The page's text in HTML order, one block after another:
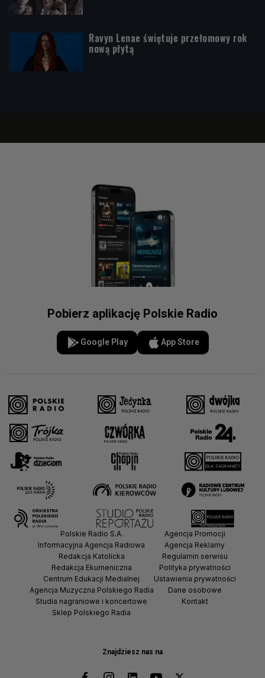
Ravyn Lenae świętuje przełomowy rok
nową płytą
Pobierz aplikację Polskie Radio
Google Play App Store
Znajdziesz nas na
Polskie Radio S.A.
Informacyjna Agencja Radiowa
Redakcja Katolicka
Redakcja Ekumeniczna
Centrum Edukacji Medialnej
Agencja Muzyczna Polskiego Radia
Studia nagraniowe i koncertowe
Sklep Polskiego Radia
Agencja Promocji
Agencja Reklamy
Regulamin serwisu
Polityka prywatności
Ustawienia prywatności
Dane osobowe
Kontakt